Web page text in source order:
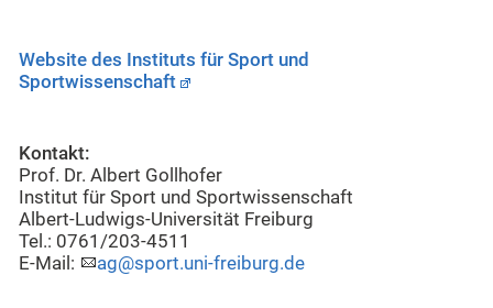
Website des Instituts für Sport und
Sportwissenschaft
Kontakt:
Prof. Dr. Albert Gollhofer
Institut für Sport und Sportwissenschaft
Albert-Ludwigs-Universität Freiburg
Tel.: 0761/203-4511
E-Mail:
ag@sport.uni-freiburg.de